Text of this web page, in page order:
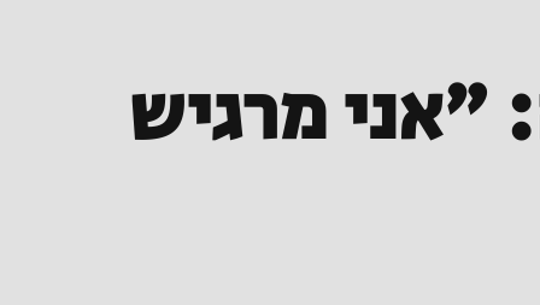
"אני מרגיש